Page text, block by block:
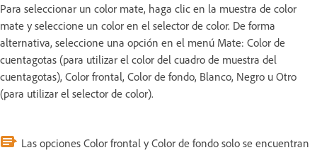
Para seleccionar un color mate, haga clic en la muestra de color
mate y seleccione un color en el selector de color. De forma
alternativa, seleccione una opción en el menú Mate: Color de
cuentagotas (para utilizar el color del cuadro de muestra del
cuentagotas), Color frontal, Color de fondo, Blanco, Negro u Otro
(para utilizar el selector de color).
Las opciones Color frontal y Color de fondo solo se encuentran